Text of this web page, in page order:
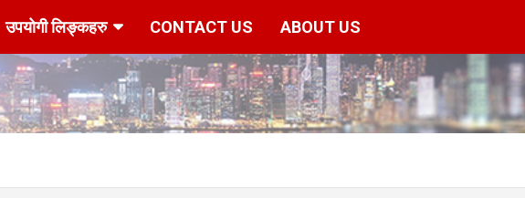
उपयोगी लिङ्कहरु CONTACT US ABOUT US